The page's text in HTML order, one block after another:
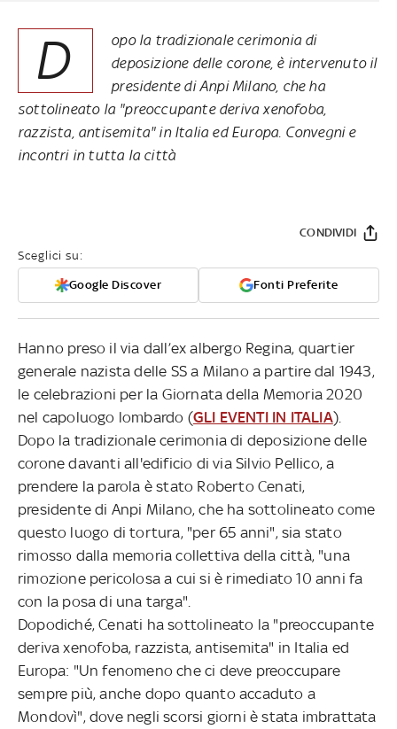
D
opo la tradizionale cerimonia di
deposizione delle corone, è intervenuto il
presidente di Anpi Milano, che ha
sottolineato la "preoccupante deriva xenofoba,
razzista, antisemita" in Italia ed Europa. Convegni e
incontri in tutta la città
Sceglici su:
Google Discover Fonti Preferite
CONDIVIDI
Hanno preso il via dall’ex albergo Regina, quartier
generale nazista delle SS a Milano a partire dal 1943,
le celebrazioni per la Giornata della Memoria 2020
nel capoluogo lombardo (GLI EVENTI IN ITALIA).
Dopo la tradizionale cerimonia di deposizione delle
corone davanti all'edificio di via Silvio Pellico, a
prendere la parola è stato Roberto Cenati,
presidente di Anpi Milano, che ha sottolineato come
questo luogo di tortura, "per 65 anni", sia stato
rimosso dalla memoria collettiva della città, "una
rimozione pericolosa a cui si è rimediato 10 anni fa
con la posa di una targa".
Dopodiché, Cenati ha sottolineato la "preoccupante
deriva xenofoba, razzista, antisemita" in Italia ed
Europa: "Un fenomeno che ci deve preoccupare
sempre più, anche dopo quanto accaduto a
Mondovì", dove negli scorsi giorni è stata imbrattata